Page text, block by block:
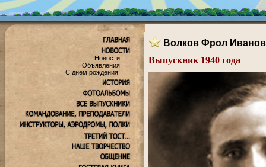
Новости
Объявления
С днем рождения!
Волков Фрол
Выпускник 1940 года